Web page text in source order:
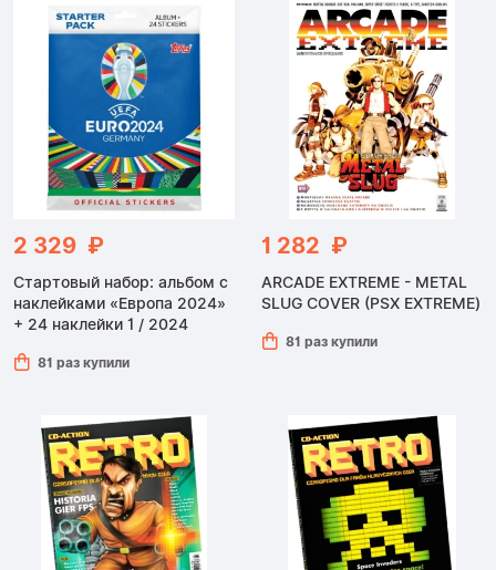
2 329 ₽
Стартовый набор: альбом с
наклейками «Европа 2024»
+ 24 наклейки 1 / 2024
81 раз купили
1 282 ₽
ARCADE EXTREME - METAL
SLUG COVER (PSX EXTREME)
81 раз купили